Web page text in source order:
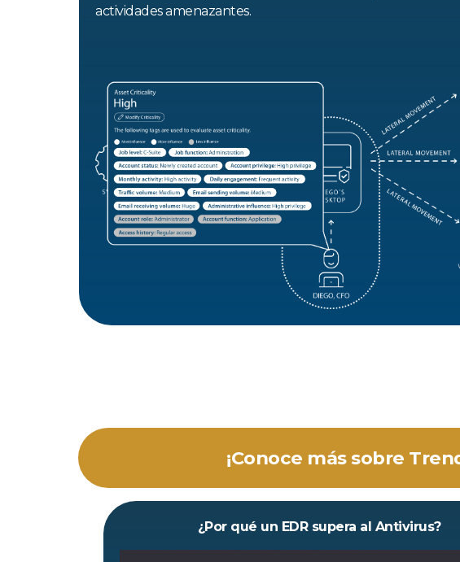
actividades amenazantes.
¡Conoce más sobre
¿Por qué un EDR supera al Antivirus?